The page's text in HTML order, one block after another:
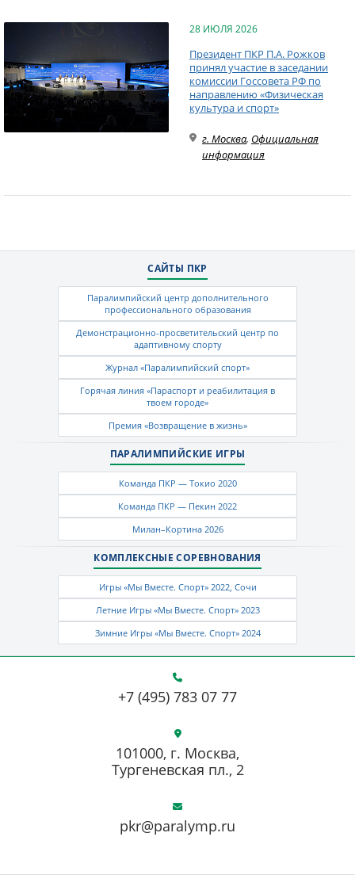
28 ИЮЛЯ 2026
Президент ПКР П.А. Рожков
принял участие в заседании
комиссии Госсовета РФ по
направлению «Физическая
культура и спорт»
г. Москва, Официальная
информация
САЙТЫ ПКР
Паралимпийский центр дополнительного
профессионального образования
Демонстрационно-просветительский центр по
адаптивному спорту
Журнал «Паралимпийский спорт»
Горячая линия «Параспорт и реабилитация в
твоем городе»
Премия «Возвращение в жизнь»
ПАРАЛИМПИЙСКИЕ ИГРЫ
Команда ПКР — Токио 2020
Команда ПКР — Пекин 2022
Милан–Кортина 2026
КОМПЛЕКСНЫЕ СОРЕВНОВАНИЯ
Игры «Мы Вместе. Спорт» 2022, Сочи
Летние Игры «Мы Вместе. Спорт» 2023
Зимние Игры «Мы Вместе. Спорт» 2024
+7 (495) 783 07 77
pkr@paralymp.ru
101000, г. Москва,
Тургеневская пл., 2